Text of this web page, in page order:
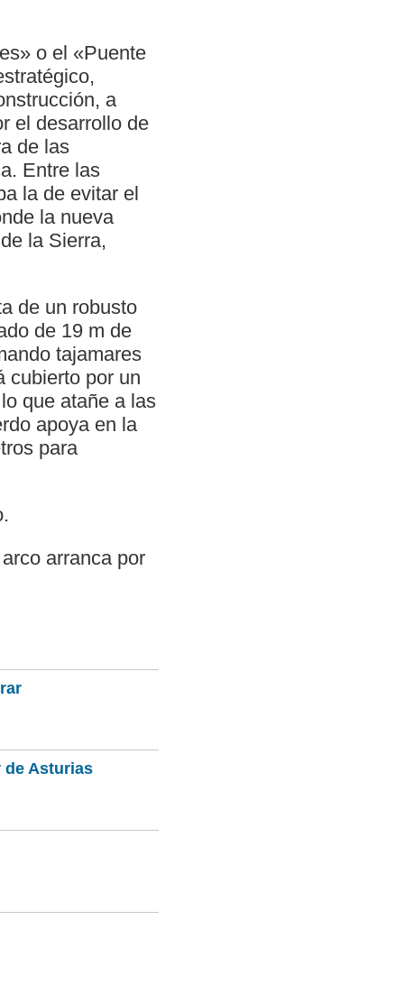
o el «Puente
a
el desarrollo de
de las
Entre las
la de evitar el
la nueva
la Sierra,
de un robusto
de 19 m de
tajamares
cubierto por un
que atañe a las
apoya en la
para
arranca por
de Asturias